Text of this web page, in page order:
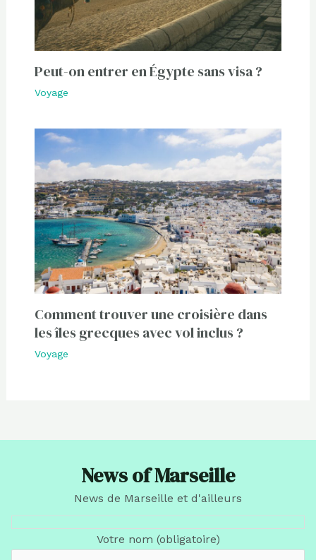
Peut-on entrer en Égypte sans visa ?
Voyage
Comment trouver une croisière dans
les îles grecques avec vol inclus ?
Voyage
News of Marseille
News de Marseille et d'ailleurs
Votre nom (obligatoire)